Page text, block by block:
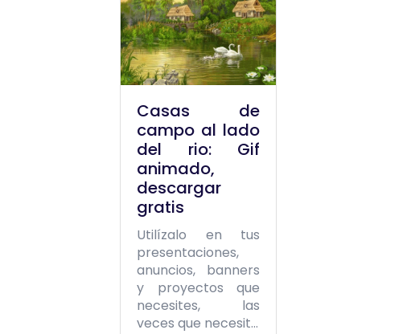
Casas de
campo al lado
del rio: Gif
animado,
descargar
gratis
Utilízalo en tus
presentaciones,
anuncios, banners
y proyectos que
necesites, las
veces que necesit...